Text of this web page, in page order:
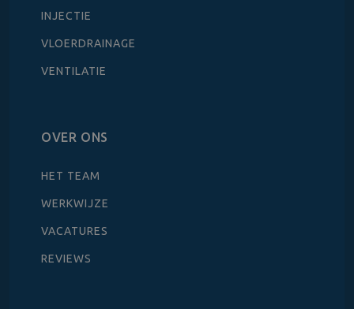
INJECTIE
VLOERDRAINAGE
VENTILATIE
OVER ONS
HET TEAM
WERKWIJZE
VACATURES
REVIEWS